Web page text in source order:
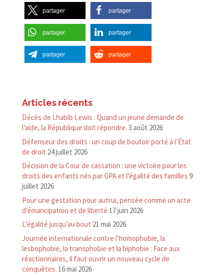
partager partager
partager partager
partager partager
Articles récents
Décès de Lhabib Lewis : Quand un jeune demande de
l’aide, la République doit répondre. 3 août 2026
Défenseur des droits : un coup de boutoir porté à l’État
de droit 24 juillet 2026
Décision de la Cour de cassation : une victoire pour les
droits des enfants nés par GPA et l’égalité des familles 9
juillet 2026
Pour une gestation pour autrui, pensée comme un acte
d’émancipation et de liberté 17 juin 2026
L’égalité jusqu’au bout 21 mai 2026
Journée internationale contre l’homophobie, la
lesbophobie, la transphobie et la biphobie : Face aux
réactionnaires, il faut ouvrir un nouveau cycle de
conquêtes. 16 mai 2026